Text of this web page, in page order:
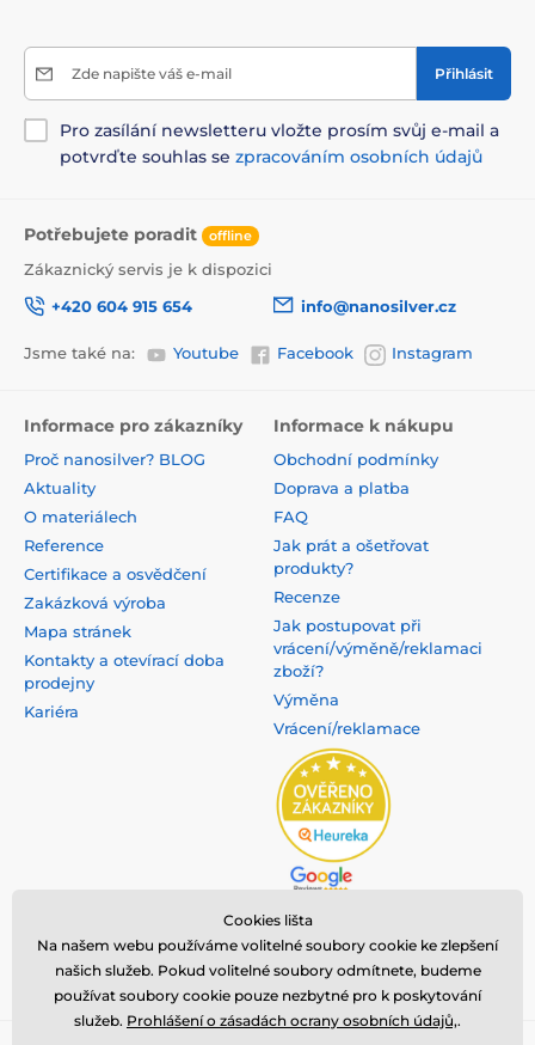
Zde napište váš e-mail Přihlásit
Pro zasílání newsletteru vložte prosím svůj e-mail a
potvrďte souhlas se zpracováním osobních údajů
Potřebujete poradit offline
Zákaznický servis je k dispozici
+420 604 915 654
info@nanosilver.cz
Jsme také na: Youtube Facebook Instagram
Informace pro zákazníky
Proč nanosilver? BLOG
Aktuality
O materiálech
Reference
Certifikace a osvědčení
Zakázková výroba
Mapa stránek
Kontakty a otevírací doba
prodejny
Kariéra
Informace k nákupu
Obchodní podmínky
Doprava a platba
FAQ
Jak prát a ošetřovat
produkty?
Recenze
Jak postupovat při
vrácení/výměně/reklamaci
zboží?
Výměna
Vrácení/reklamace
Cookies lišta
Na našem webu používáme volitelné soubory cookie ke zlepšení
našich služeb. Pokud volitelné soubory odmítnete, budeme
používat soubory cookie pouze nezbytné pro k poskytování
služeb. Prohlášení o zásadách ocrany osobních údajů,.